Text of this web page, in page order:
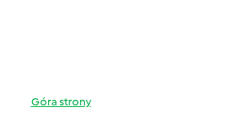
Góra strony